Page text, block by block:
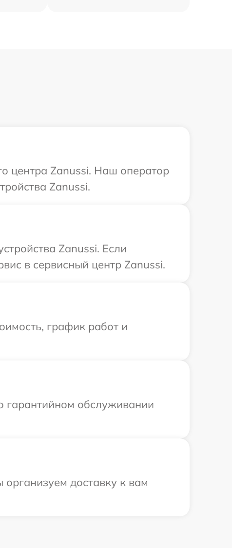
центра Zanussi. Наш оператор
Zanussi.
Zanussi. Если
в сервисный центр Zanussi.
график работ и
гарантийном обслуживании
доставку к вам